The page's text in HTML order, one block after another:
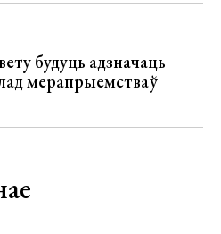
будуць адзначаць
мерапрыемстваў